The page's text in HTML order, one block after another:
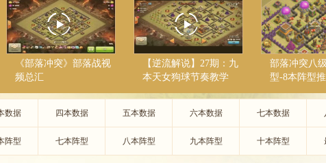
《部落冲突》部落战视
频总汇
【逆流解说】27期：九
本天女狗球节奏教学
部落冲突八
型-8本阵型
数据 四本数据 五本数据 六本数据 七本数据
阵型 七本阵型 八本阵型 九本阵型 十本阵型